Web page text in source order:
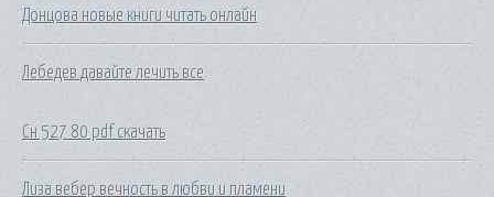
Донцова новые книги читать онлайн
Лебедев давайте лечить все
Сн 527 80 pdf скачать
Лиза вебер вечность в любви и пламени